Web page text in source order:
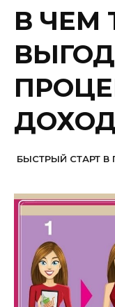
В ЧЕМ
БЫСТРЫЙ СТАРТ